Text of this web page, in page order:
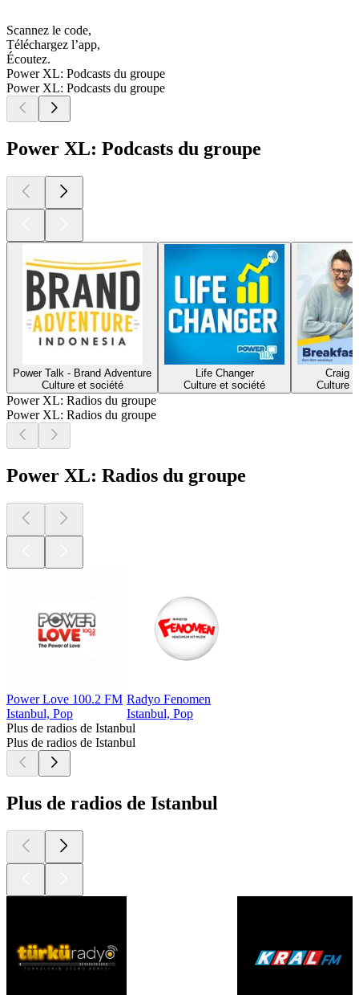
Scannez le code,
Téléchargez l’app,
Écoutez.
Power XL: Podcasts du groupe
Power XL: Podcasts du groupe
Power XL: Podcasts du groupe
Power Talk - Brand Adventure
Culture et société
Life Changer
Culture et société
Craig
Culture
Power XL: Radios du groupe
Power XL: Radios du groupe
Power XL: Radios du groupe
Power Love 100.2 FM
Istanbul, Pop
Radyo Fenomen
Istanbul, Pop
Plus de radios de Istanbul
Plus de radios de Istanbul
Plus de radios de Istanbul